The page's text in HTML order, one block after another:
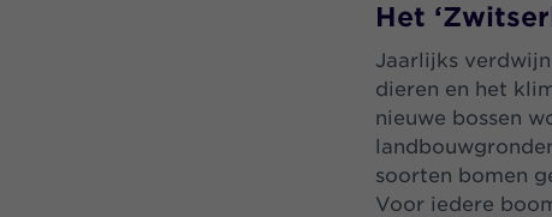
Het
Jaarlijks
dieren en het
nieuwe bossen
soorten bomen
Voor iedere